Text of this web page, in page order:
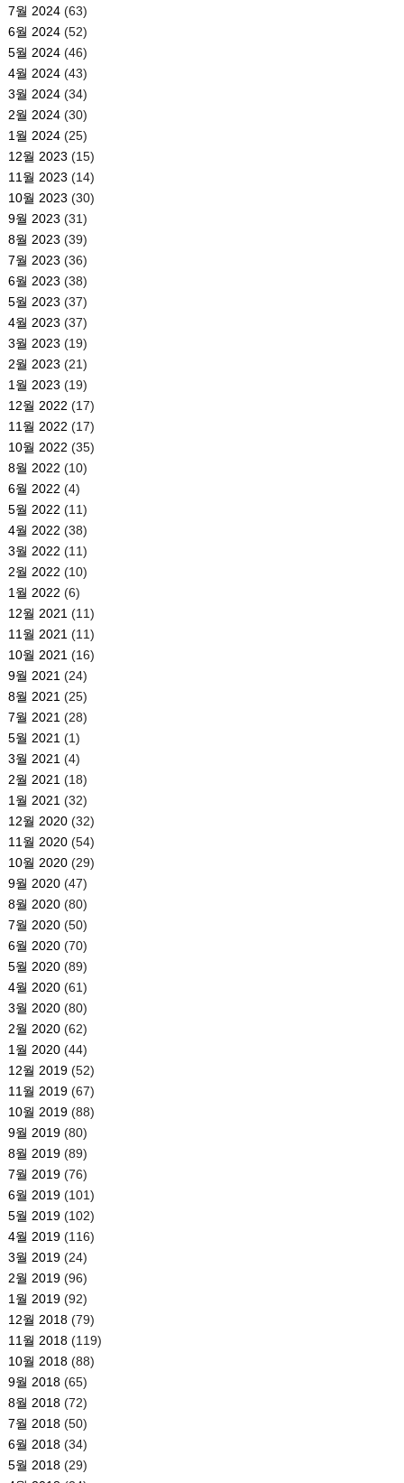
7월 2024(63)
6월 2024(52)
5월 2024(46)
4월 2024(43)
3월 2024(34)
2월 2024(30)
1월 2024(25)
12월 2023 (15)
11월 2023 (14)
10월 2023 (30)
9월 2023 (31)
8월 2023 (39)
7월 2023 (36)
6월 2023 (38)
5월 2023 (37)
4월 2023 (37)
3월 2023 (19)
2월 2023 (21)
1월 2023 (19)
12월 2022 (17)
11월 2022 (17)
10월 2022 (35)
8월 2022 (10)
6월 2022 (4)
5월 2022 (11)
4월 2022 (38)
3월 2022 (11)
2월 2022 (10)
1월 2022 (6)
12월 2021(11)
11월 2021(11)
10월 2021(16)
9월 2021(24)
8월 2021(25)
7월 2021(28)
5월 2021(1)
3월 2021(4)
2월 2021(18)
1월 2021(32)
12월 2020(32)
11월 2020(54)
10월 2020(29)
9월 2020(47)
8월 2020(80)
7월 2020(50)
6월 2020(70)
5월 2020(89)
4월 2020(61)
3월 2020(80)
2월 2020(62)
1월 2020(44)
12월 2019(52)
11월 2019(67)
10월 2019(88)
9월 2019(80)
8월 2019(89)
7월 2019(76)
6월 2019(101)
5월 2019(102)
4월 2019(116)
3월 2019(24)
2월 2019(96)
1월 2019(92)
12월 2018(79)
11월 2018(119)
10월 2018(88)
9월 2018(65)
8월 2018(72)
7월 2018(50)
6월 2018(34)
5월 2018(29)